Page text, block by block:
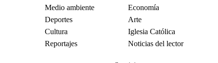
Medio ambiente
Economía
Deportes
Arte
Cultura
Iglesia Católica
Reportajes
Noticias del lector